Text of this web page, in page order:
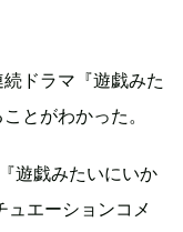
ドラマ『遊戯みた
とがわかった。
遊戯みたいにいか
エーションコメ